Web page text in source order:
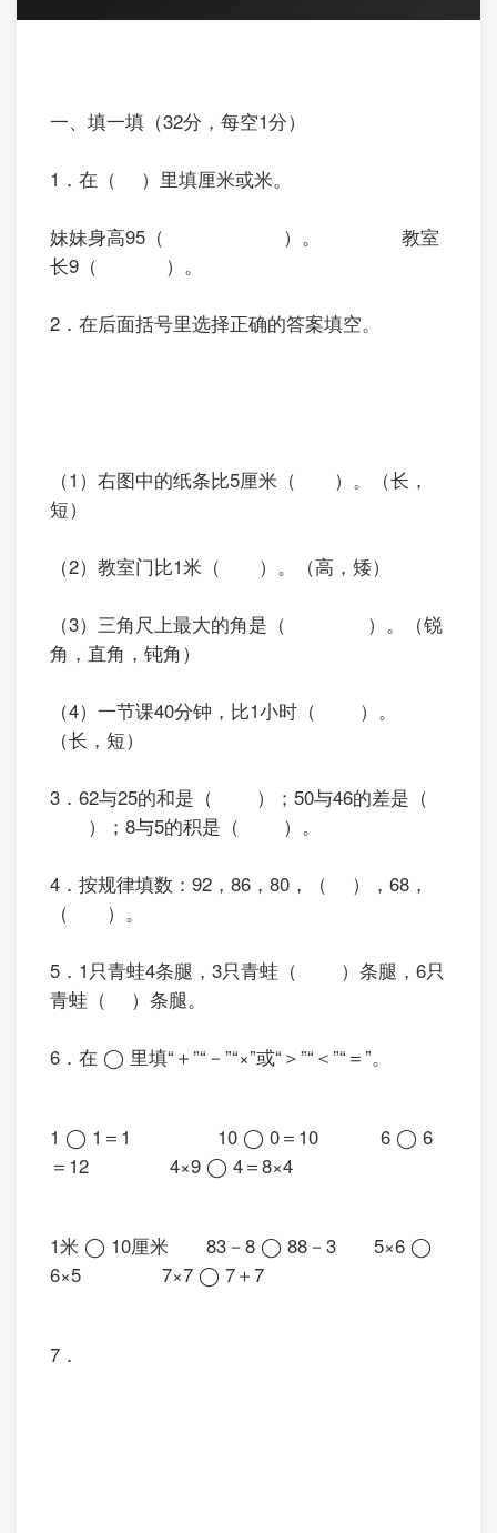
一、填一填（32分，每空1分）
1．在（ ）里填厘米或米。
妹妹身高95 （ ） 。 教室
长9 （ ） 。
2．在后面括号里选择正确的答案填空。
（1）右图中的纸条比5厘米（ ）。（长，
短）
（2）教室门比1米（ ）。（高，矮）
（3）三角尺上最大的角是（ ）。（锐
角，直角，钝角）
（4）一节课40分钟，比1小时（ ）。
（长，短）
3．62与25的和是（ ）；50与46的差是（
）；8与5的积是（ ）。
4．按规律填数：92，86，80，（ ），68，
（ ）。
5．1只青蛙4条腿，3只青蛙（ ）条腿，6只
青蛙（ ）条腿。
6．在 ◯ 里填“＋”“－”“×”或“＞”“＜”“＝”。
1 ◯ 1＝1 10 ◯ 0＝10 6 ◯ 6
＝12 4×9 ◯ 4＝8×4
1米 ◯ 10厘米 83－8 ◯ 88－3 5×6 ◯
6×5 7×7 ◯ 7＋7
7．